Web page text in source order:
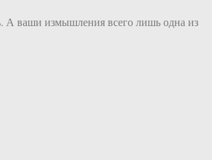
А ваши измышления всего лишь одна из